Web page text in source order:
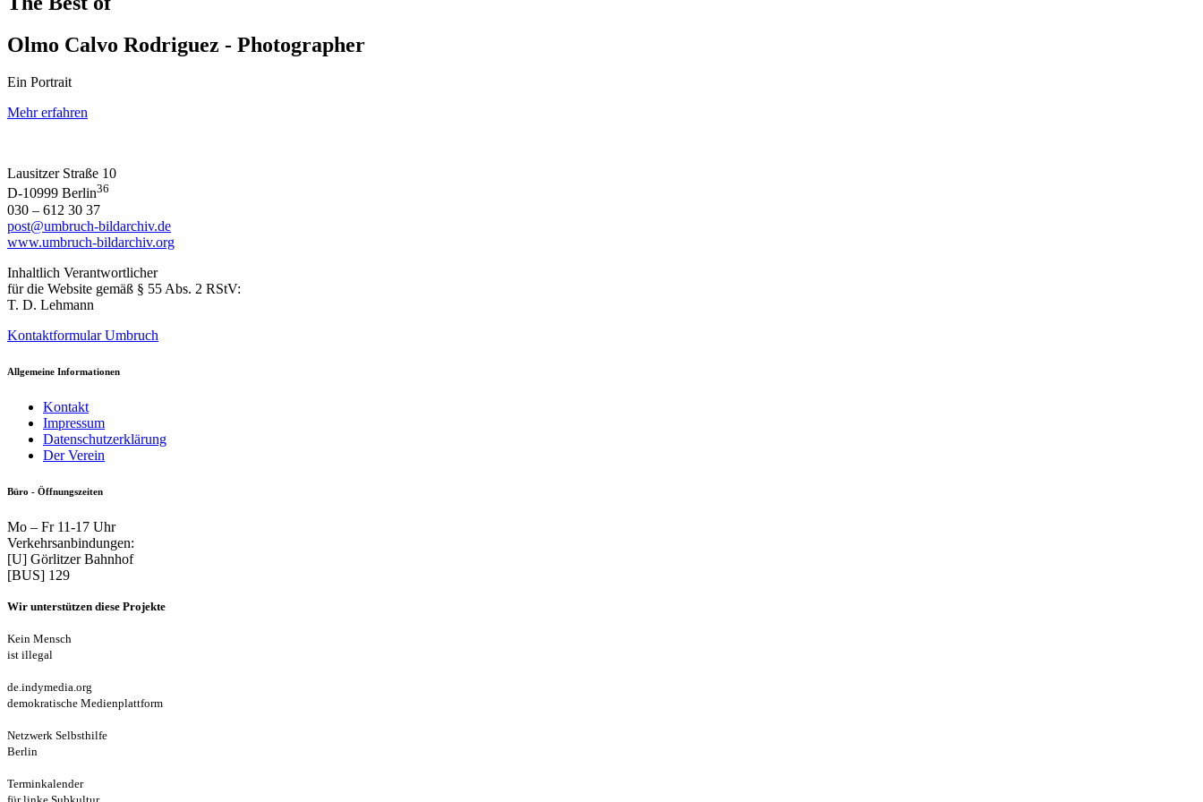
Olmo Calvo Rodriguez - Photographer
Ein Portrait
Mehr erfahren
Lausitzer Straße 10
D-10999 Berlin36
030 – 612 30 37
post@umbruch-bildarchiv.de
www.umbruch-bildarchiv.org
Inhaltlich Verantwortlicher
für die Website gemäß § 55 Abs. 2 RStV:
T. D. Lehmann
Kontaktformular Umbruch
Allgemeine Informationen
Kontakt
Impressum
Datenschutzerklärung
Der Verein
Büro - Öffnungszeiten
Mo – Fr 11-17 Uhr
Verkehrsanbindungen:
[U] Görlitzer Bahnhof
[BUS] 129
Wir unterstützen diese Projekte
Kein Mensch
ist illegal
de.indymedia.org
demokratische Medienplattform
Netzwerk Selbsthilfe
Berlin
Terminkalender